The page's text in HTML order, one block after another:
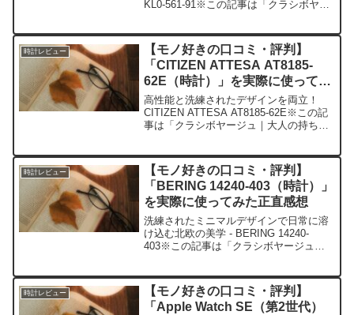
KL0-561-91※この記事は「クラシボヤー
ービスへの口コミ今日、編集部が紹介し
た...
時計レビュー
【モノ好きの口コミ・評判】
「CITIZEN ATTESA AT8185-
62E（時計）」を実際に使ってみ
た正直感想
高性能と洗練されたデザインを両立！
CITIZEN ATTESA AT8185-62E※この記
事は「クラシボヤージュ｜大人の持ち物
日、編集部が紹介したいのが「CITIZE...
時計レビュー
【モノ好きの口コミ・評判】
「BERING 14240-403（時計）」
を実際に使ってみた正直感想
洗練されたミニマルデザインで日常に溶
け込む北欧の美学 - BERING 14240-
403※この記事は「クラシボヤージュ｜
への口コミ今日、編集部が紹介したいの
が「BER...
時計レビュー
【モノ好きの口コミ・評判】
「Apple Watch SE（第2世代）